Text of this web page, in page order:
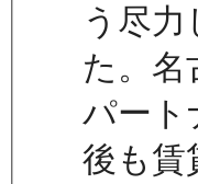
う尽力
た。名
パート
後も賃